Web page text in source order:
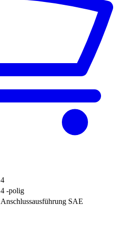
4
4 -polig
Anschlussausführung SAE